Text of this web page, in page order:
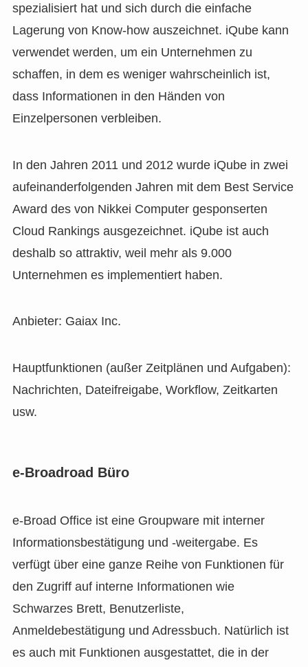
spezialisiert hat und sich durch die einfache
Lagerung von Know-how auszeichnet. iQube kann
verwendet werden, um ein Unternehmen zu
schaffen, in dem es weniger wahrscheinlich ist,
dass Informationen in den Händen von
Einzelpersonen verbleiben.
In den Jahren 2011 und 2012 wurde iQube in zwei
aufeinanderfolgenden Jahren mit dem Best Service
Award des von Nikkei Computer gesponserten
Cloud Rankings ausgezeichnet. iQube ist auch
deshalb so attraktiv, weil mehr als 9.000
Unternehmen es implementiert haben.
Anbieter: Gaiax Inc.
Hauptfunktionen (außer Zeitplänen und Aufgaben):
Nachrichten, Dateifreigabe, Workflow, Zeitkarten
usw.
e-Broadroad Büro
e-Broad Office ist eine Groupware mit interner
Informationsbestätigung und -weitergabe. Es
verfügt über eine ganze Reihe von Funktionen für
den Zugriff auf interne Informationen wie
Schwarzes Brett, Benutzerliste,
Anmeldebestätigung und Adressbuch. Natürlich ist
es auch mit Funktionen ausgestattet, die in der